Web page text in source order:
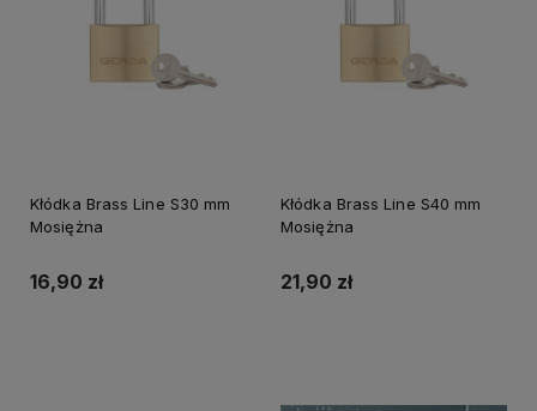
Kłódka Brass Line S30 mm
Mosiężna
16,90 zł
Kłódka Brass Line S40 mm
Mosiężna
21,90 zł